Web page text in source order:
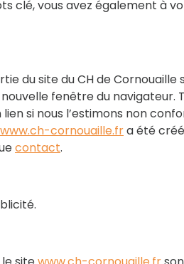
clé, vous avez également à
du site du CH de
fenêtre du navigateur.
si nous l’estimons non
www.ch-cornouaille.fr a été
contact.